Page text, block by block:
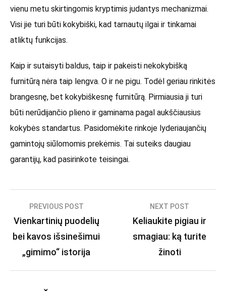
vienu metu skirtingomis kryptimis judantys mechanizmai.
Visi jie turi būti kokybiški, kad tarnautų ilgai ir tinkamai
atliktų funkcijas.
Kaip ir sutaisyti baldus, taip ir pakeisti nekokybišką
furnitūrą nėra taip lengva. O ir ne pigu. Todėl geriau rinkitės
brangesnę, bet kokybiškesnę furnitūrą. Pirmiausia ji turi
būti nerūdijančio plieno ir gaminama pagal aukščiausius
kokybės standartus. Pasidomėkite rinkoje lyderiaujančių
gamintojų siūlomomis prekėmis. Tai suteiks daugiau
garantijų, kad pasirinkote teisingai.
Navigacija
tarp
įrašų
PREVIOUS POST
Vienkartinių puodelių
bei kavos išsinešimui
„gimimo“ istorija
NEXT POST
Keliaukite pigiau ir
smagiau: ką turite
žinoti